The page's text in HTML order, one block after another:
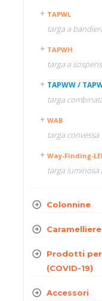
TAPWL
targa a
TAPWH
targa a
TAPWW /
targa
WAB
targa convessa
Way-Finding-
targa luminosa
Colonnine
Caramelliere
Prodotti per
(COVID-19)
Accessori